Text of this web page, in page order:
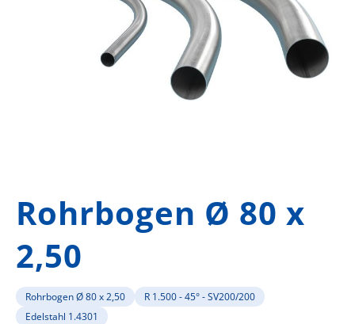
der
Bildergalerie
springen
Rohrbogen Ø 80 x
2,50
Rohrbogen Ø 80 x 2,50
R 1.500 - 45° - SV200/200
Edelstahl 1.4301